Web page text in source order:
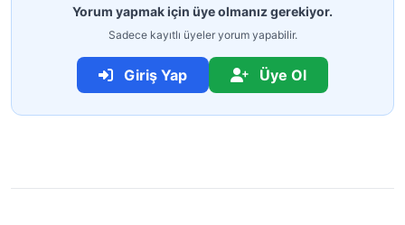
Yorum yapmak için üye olmanız gerekiyor.
Sadece kayıtlı üyeler yorum yapabilir.
Giriş Yap Üye Ol